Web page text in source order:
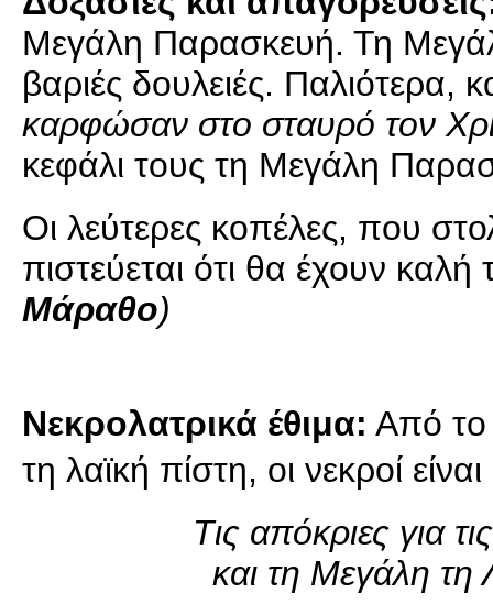
Μεγάλη Παρασκευή. Τη
βαριές δουλειές.
καρφώσαν στο σταυρό τον
κεφάλι τους τη Μεγάλη
Οι λεύτερες κοπέλες, που
πιστεύεται ότι θα έχουν
Μάραθο)
Νεκρολατρικά έθιμα: Από το
τη λαϊκή πίστη, οι νεκροί
Τις απόκριες για
και τη Μεγάλη τη